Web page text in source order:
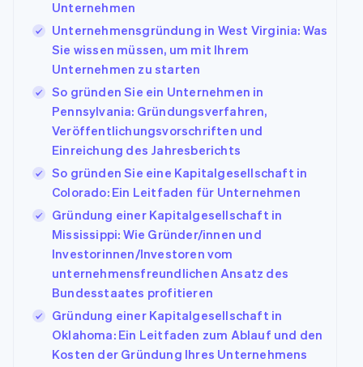
Unternehmen
Unternehmensgründung in West Virginia: Was
Sie wissen müssen, um mit Ihrem
Unternehmen zu starten
So gründen Sie ein Unternehmen in
Pennsylvania: Gründungsverfahren,
Veröffentlichungsvorschriften und
Einreichung des Jahresberichts
So gründen Sie eine Kapitalgesellschaft in
Colorado: Ein Leitfaden für Unternehmen
Gründung einer Kapitalgesellschaft in
Mississippi: Wie Gründer/innen und
Investorinnen/Investoren vom
unternehmensfreundlichen Ansatz des
Bundesstaates profitieren
Gründung einer Kapitalgesellschaft in
Oklahoma: Ein Leitfaden zum Ablauf und den
Kosten der Gründung Ihres Unternehmens